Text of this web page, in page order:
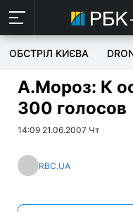
ОБСТРІЛ КИЄВА
А.Мороз: К
300 голосов
14:09 21.06.2007 Чт
RBC.UA